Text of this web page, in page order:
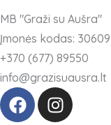
MB "Graži su Aušra"
Įmonės kodas:
+370 (677) 89550
info@grazisuausra.lt
F
a
I
n